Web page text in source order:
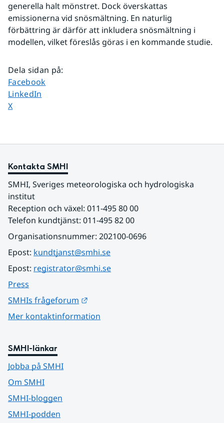
generella halt mönstret. Dock överskattas
emissionerna vid snösmältning. En naturlig
förbättring är därför att inkludera snösmältning i
modellen, vilket föreslås göras i en kommande studie.
Dela sidan på:
Dela sidan på
Facebook
Dela sidan på
LinkedIn
Dela sidan på
X
Kontakta SMHI
SMHI, Sveriges meteorologiska och hydrologiska
institut
Reception och växel: 011-495 80 00
Telefon kundtjänst: 011-495 82 00
Organisationsnummer: 202100-0696
Epost: kundtjanst@smhi.se
Epost: registrator@smhi.se
Press
SMHIs frågeforum
Mer kontaktinformation
SMHI-länkar
Jobba på SMHI
Om SMHI
SMHI-bloggen
SMHI-podden